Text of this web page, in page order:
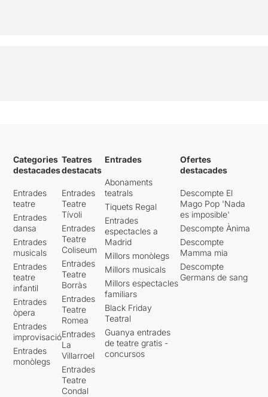
Categories
destacades
Entrades
teatre
Entrades
dansa
Entrades
musicals
Entrades
teatre
infantil
Entrades
òpera
Entrades
improvisació
Entrades
monòlegs
Teatres
destacats
Entrades
Teatre
Tívoli
Entrades
Teatre
Coliseum
Entrades
Teatre
Borràs
Entrades
Teatre
Romea
Entrades
La
Villarroel
Entrades
Teatre
Condal
Entrades
Abonaments
teatrals
Tiquets Regal
Entrades
espectacles a
Madrid
Millors monòlegs
Millors musicals
Millors espectacles
familiars
Black Friday
Teatral
Guanya entrades
de teatre gratis -
concursos
Ofertes
destacades
Descompte El
Mago Pop 'Nada
es imposible'
Descompte Ànima
Descompte
Mamma mia
Descompte
Germans de sang